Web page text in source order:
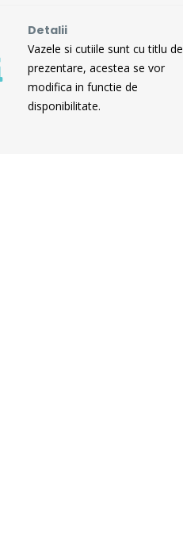
Detalii
Vazele si cutiile sunt cu titlu de
prezentare, acestea se vor
modifica in functie de
disponibilitate.